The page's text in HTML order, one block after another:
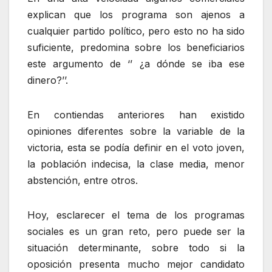
explican que los programa son ajenos a
cualquier partido político, pero esto no ha sido
suficiente, predomina sobre los beneficiarios
este argumento de ‘’ ¿a dónde se iba ese
dinero?’’.
En contiendas anteriores han existido
opiniones diferentes sobre la variable de la
victoria, esta se podía definir en el voto joven,
la población indecisa, la clase media, menor
abstención, entre otros.
Hoy, esclarecer el tema de los programas
sociales es un gran reto, pero puede ser la
situación determinante, sobre todo si la
oposición presenta mucho mejor candidato